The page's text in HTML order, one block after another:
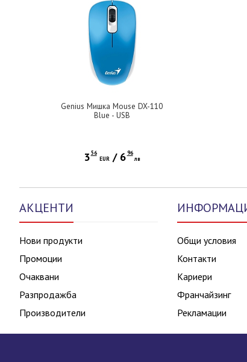
Genius Мишка Mouse DX-110
Blue - USB
3 56
EUR/ 6 96
лв
АКЦЕНТИ
Нови продукти
Промоции
Очаквани
Разпродажба
Производители
Общи условия
Контакти
Кариери
Франчайзинг
Рекламации